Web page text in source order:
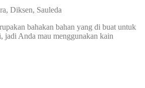
Diksen, Sauleda
bahakan bahan yang di buat untuk
jadi Anda mau menggunakan kain